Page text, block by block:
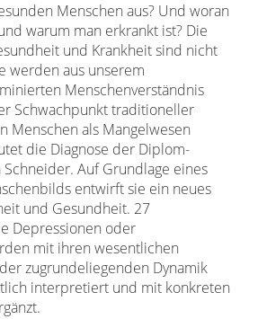
Menschen aus? Und woran
warum man erkrankt ist? Die
und Krankheit sind nicht
werden aus unserem
Menschenverständnis
Schwachpunkt traditioneller
Menschen als Mangelwesen
die Diagnose der Diplom-
Schneider. Auf Grundlage eines
entwirft sie ein neues
und Gesundheit. 27
Depressionen oder
mit ihren wesentlichen
zugrundeliegenden Dynamik
interpretiert und mit konkreten